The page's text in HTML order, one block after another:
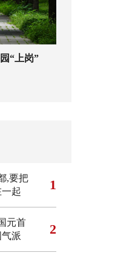
“上岗”
,要把
起
1
元首
派
2